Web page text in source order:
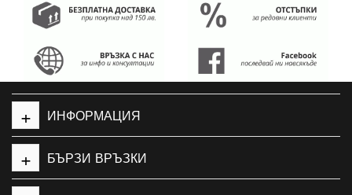
ИНФОРМАЦИЯ
+
БЪРЗИ ВРЪЗКИ
+